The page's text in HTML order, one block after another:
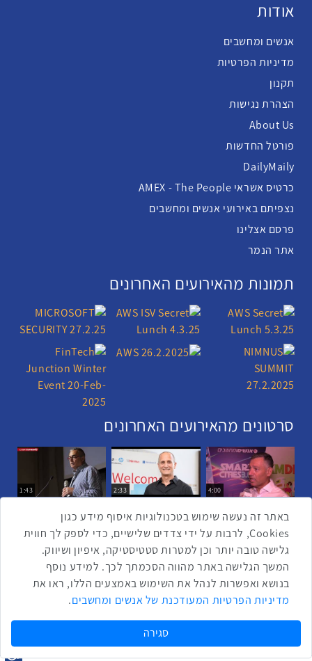
אודות
אנשים ומחשבים
מדיניות הפרטיות
תקנון
הצהרת נגישות
About Us
פורטל החדשות
DailyMaily
כרטיס אשראי AMEX - The People
נצפיתם באירועי אנשים ומחשבים
פרסם אצלינו
אתר הנמר
תמונות מהאירועים האחרונים
סרטונים מהאירועים האחרונים
4:00
2:33
1:43
3:52
כנס RPA
1:14
כנס בינת יערות הכרמל
כנס F5
שתפו ברשת
שתף בטוויטרשתף בפייסבוק
שתף בלינקדאין
שתף בווטסאפ
שתף בטלגרם
באתר זה נעשה שימוש בטכנולוגיות איסוף מידע כגון
Cookies, לרבות על ידי צדדים שלישיים, כדי לספק לך חווית
גלישה טובה יותר וכן למטרות סטטיסטיקה, איפיון ושיווק.
המשך הגלישה באתר מהווה הסכמתך לכך. למידע נוסף
בנושא ואפשרות לנהל את השימוש באמצעים הללו, ראו את
מדיניות הפרטיות המעודכנת של אנשים ומחשבים.
סגירה